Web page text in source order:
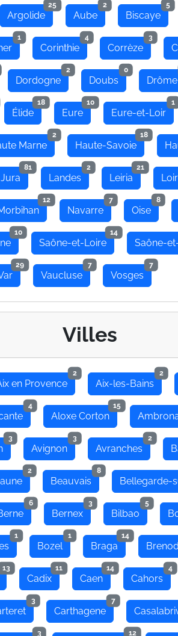
Argolide
25
Aube
2
Biscaye
5
1
Corinthie
4
Corrèze
3
Dordogne
2
Doubs
0
Drôme
Élide
18
Eure
10
Eure-et-Loir
1
Marne
2
Haute-Savoie
18
Jura
81
Landes
2
Leiria
21
12
Navarre
7
Oise
8
10
Saône-et-Loire
14
Saône-
29
Vaucluse
7
Vosges
7
Villes
en Provence
2
Aix-les-Bains
2
4
Aloxe Corton
15
3
Avignon
3
Avranches
2
2
Beauvais
8
Bellegarde-
6
Bernex
3
Bilbao
5
1
Bozel
1
Braga
14
Brenod
13
Cadix
11
Caen
14
Cahors
4
3
Carthagene
7
3 12